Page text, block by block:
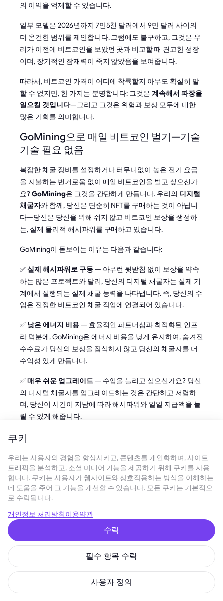
의 이익을 억제할 수 있습니다.
일부 모델은 2026년까지 7만5천 달러에서 9만 달러 사이의
더 온건한 범위를 제안합니다. 그럼에도 불구하고, 그것은 우
리가 이전에 비트코인을 보았던 곳과 비교할 때 견고한 성장
이며, 장기적인 잠재력이 죽지 않았음을 보여줍니다.
따라서, 비트코인 가격이 어디에 착륙할지 아무도 확실히 말
할 수 없지만, 한 가지는 분명합니다: 그것은 계속해서 파장을
일으킬 것입니다—그리고 그것은 위험과 보상 모두에 대한
많은 기회를 의미합니다.
GoMining으로 매일 비트코인 벌기—기술
기술 필요 없음
복잡한 채굴 장비를 설정하거나 터무니없이 높은 전기 요금
을 지불하는 번거로움 없이 매일 비트코인을 벌고 싶으신가
요?GoMining은 그것을 간단하게 만듭니다. 우리의 디지털
채굴자와 함께, 당신은 단순히 NFT를 구매하는 것이 아닙니
다—당신은 당신을 위해 쉬지 않고 비트코인 보상을 생성하
는, 실제 물리적 해시파워를 구매하고 있습니다.
GoMining이 돋보이는 이유는 다음과 같습니다:
✅실제 해시파워로 구동— 아무런 뒷받침 없이 보상을 약속
하는 많은 프로젝트와 달리, 당신의 디지털 채굴자는 실제 기
계에서 실행되는 실제 채굴 능력을 나타냅니다. 즉, 당신의 수
입은 진정한 비트코인 채굴 작업에 연결되어 있습니다.
✅ 낮은 에너지 비용— 효율적인 파트너십과 최적화된 인프
라 덕분에, GoMining은 에너지 비용을 낮게 유지하여, 숨겨진
수수료가 당신의 보상을 잠식하지 않고 당신의 채굴자를 더
수익성 있게 만듭니다.
✅매우 쉬운 업그레이드— 수입을 늘리고 싶으신가요? 당신
의 디지털 채굴자를 업그레이드하는 것은 간단하고 저렴하
며, 당신이 시간이 지남에 따라 해시파워와 일일 지급액을 늘
릴 수 있게 해줍니다.
✅
인 수입이매일지급되므로, 성장하는 포트폴리오를 쉽게 추
적할 수 있습니다.
기술적인 골치 아픈 문제는 없습니다. 부피가 큰 하드웨어도
없습니다. 그냥 당신의 채굴자 NFT를 구매하고, 보유하고, 그
리고 비트코인 스택이 성장하는 것을 지켜보세요—모두 당신
이 다음 큰 시장 움직임을 포착하는 것과 같은 중요한 것에 집
중하는 동안입니다.
쉽게 비트코인을 벌기 시작할 준비가 되셨나요? 오늘
GoMining에 뛰어들어 암호화폐 시장이 진화함에 따라 당신
일하게하세요.
쿠키
우리는 사용자의 경험을 향상시키고, 콘텐츠를 개인화하며, 사이트
트래픽을 분석하고, 소셜 미디어 기능을 제공하기 위해 쿠키를 사용
합니다. 쿠키는 사용자가 웹사이트와 상호작용하는 방식을 이해하는
데 도움을 주어 그 기능을 개선할 수 있습니다. 모든 쿠키는 기본적으
로 수락됩니다.
개인정보 처리방침이용약관
수락
필수 항목 수락
사용자 정의